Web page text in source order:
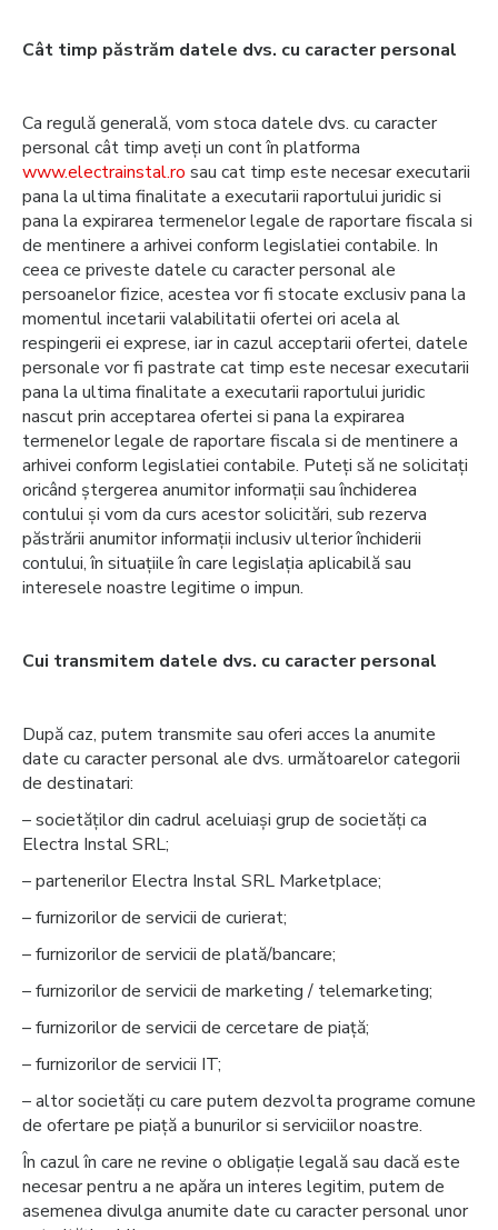
Cât timp păstrăm datele dvs. cu caracter personal
Ca regulă generală, vom stoca datele dvs. cu caracter
personal cât timp aveți un cont în platforma
www.electrainstal.ro sau cat timp este necesar executarii
pana la ultima finalitate a executarii raportului juridic si
pana la expirarea termenelor legale de raportare fiscala si
de mentinere a arhivei conform legislatiei contabile. In
ceea ce priveste datele cu caracter personal ale
persoanelor fizice, acestea vor fi stocate exclusiv pana la
momentul incetarii valabilitatii ofertei ori acela al
respingerii ei exprese, iar in cazul acceptarii ofertei, datele
personale vor fi pastrate cat timp este necesar executarii
pana la ultima finalitate a executarii raportului juridic
nascut prin acceptarea ofertei si pana la expirarea
termenelor legale de raportare fiscala si de mentinere a
arhivei conform legislatiei contabile. Puteți să ne solicitați
oricând ștergerea anumitor informații sau închiderea
contului și vom da curs acestor solicitări, sub rezerva
păstrării anumitor informații inclusiv ulterior închiderii
contului, în situațiile în care legislația aplicabilă sau
interesele noastre legitime o impun.
Cui transmitem datele dvs. cu caracter personal
După caz, putem transmite sau oferi acces la anumite
date cu caracter personal ale dvs. următoarelor categorii
de destinatari:
– societăților din cadrul aceluiași grup de societăți ca
Electra Instal SRL;
– partenerilor Electra Instal SRL Marketplace;
– furnizorilor de servicii de curierat;
– furnizorilor de servicii de plată/bancare;
– furnizorilor de servicii de marketing / telemarketing;
– furnizorilor de servicii de cercetare de piață;
– furnizorilor de servicii IT;
– altor societăți cu care putem dezvolta programe comune
de ofertare pe piață a bunurilor si serviciilor noastre.
În cazul în care ne revine o obligație legală sau dacă este
necesar pentru a ne apăra un interes legitim, putem de
asemenea divulga anumite date cu caracter personal unor